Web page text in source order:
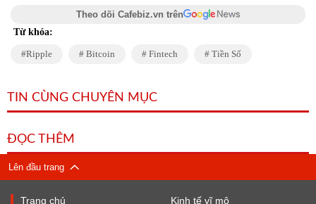
Theo dõi Cafebiz.vn trên
Từ khóa:
Ripple Bitcoin Fintech Tiền Số
TIN CÙNG CHUYÊN MỤC
ĐỌC THÊM
Lên đầu trang
Trang chủ Kinh tế vĩ mô